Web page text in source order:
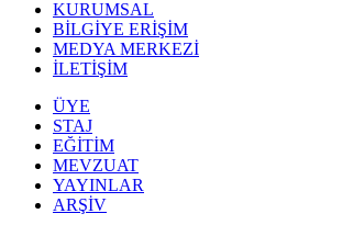
KURUMSAL
BİLGİYE ERİŞİM
MEDYA MERKEZİ
İLETİŞİM
ÜYE
STAJ
EĞİTİM
MEVZUAT
YAYINLAR
ARŞİV